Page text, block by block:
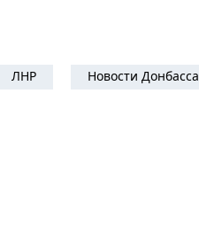
ЛНР Новости Донбасса